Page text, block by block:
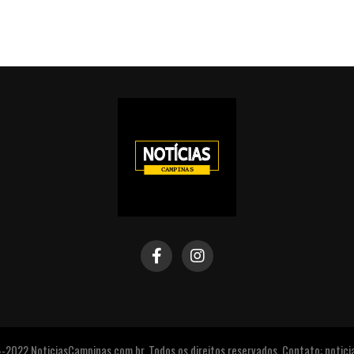
NoticiasCampinas.com.br. Todos os direitos reservados. Contato: